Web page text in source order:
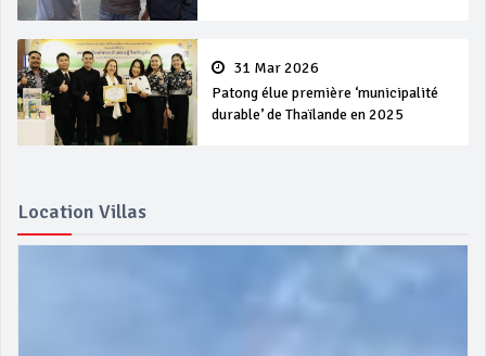
31 Mar 2026
Patong élue première ‘municipalité
durable’ de Thaïlande en 2025
Location Villas